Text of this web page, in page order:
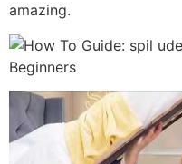
amazing.